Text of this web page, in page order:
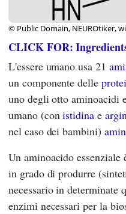
© Public Domain, NEUROtiker,
CLICK FOR:
L'essere umano usa 21
un componente delle
uno degli otto aminoacidi
umano (conistidinae
nel caso dei bambini)
Un aminoacido essenziale
in grado di produrre
necessario in determinate
enzimi necessari per la